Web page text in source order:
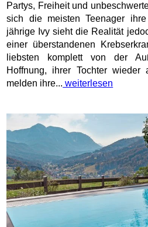
Partys, Freiheit und
sich die meisten Teenager
jährige Ivy sieht die Realität
einer überstandenen
liebsten komplett von der
Hoffnung, ihrer Tochter
melden ihre... weiterlesen